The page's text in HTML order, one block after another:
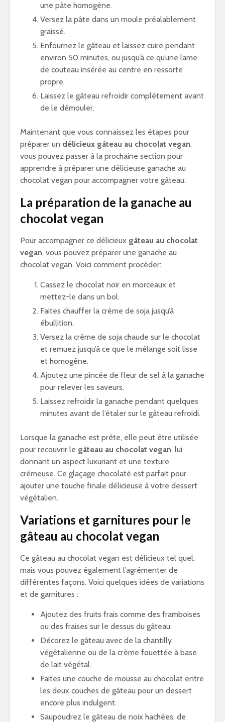
une pâte homogène.
Versez la pâte dans un moule préalablement
graissé.
Enfournez le gâteau et laissez cuire pendant
environ 50 minutes, ou jusqu’à ce qu’une lame
de couteau insérée au centre en ressorte
propre.
Laissez le gâteau refroidir complètement avant
de le démouler.
Maintenant que vous connaissez les étapes pour
préparer un délicieux gâteau au chocolat vegan,
vous pouvez passer à la prochaine section pour
apprendre à préparer une délicieuse ganache au
chocolat vegan pour accompagner votre gâteau.
La préparation de la ganache au
chocolat vegan
Pour accompagner ce délicieux gâteau au chocolat
vegan, vous pouvez préparer une ganache au
chocolat vegan. Voici comment procéder:
Cassez le chocolat noir en morceaux et
mettez-le dans un bol.
Faites chauffer la crème de soja jusqu’à
ébullition.
Versez la crème de soja chaude sur le chocolat
et remuez jusqu’à ce que le mélange soit lisse
et homogène.
Ajoutez une pincée de fleur de sel à la ganache
pour relever les saveurs.
Laissez refroidir la ganache pendant quelques
minutes avant de l’étaler sur le gâteau refroidi.
Lorsque la ganache est prête, elle peut être utilisée
pour recouvrir le gâteau au chocolat vegan, lui
donnant un aspect luxuriant et une texture
crémeuse. Ce glaçage chocolaté est parfait pour
ajouter une touche finale délicieuse à votre dessert
végétalien.
Variations et garnitures pour le
gâteau au chocolat vegan
Ce gâteau au chocolat vegan est délicieux tel quel,
mais vous pouvez également l’agrémenter de
différentes façons. Voici quelques idées de variations
et de garnitures :
Ajoutez des fruits frais comme des framboises
ou des fraises sur le dessus du gâteau.
Décorez le gâteau avec de la chantilly
végétalienne ou de la crème fouettée à base
de lait végétal.
Faites une couche de mousse au chocolat entre
les deux couches de gâteau pour un dessert
encore plus indulgent.
Saupoudrez le gâteau de noix hachées, de